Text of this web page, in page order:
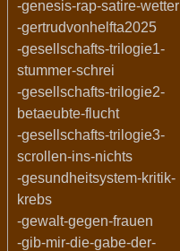
-genesis-rap-satire-wetter
-gertrudvonhelfta2025
-gesellschafts-trilogie1-
stummer-schrei
-gesellschafts-trilogie2-
betaeubte-flucht
-gesellschafts-trilogie3-
scrollen-ins-nichts
-gesundheitsystem-kritik-
krebs
-gewalt-gegen-frauen
-gib-mir-die-gabe-der-